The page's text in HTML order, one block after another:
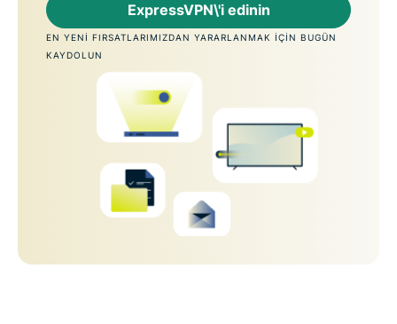
ExpressVPN\'i edinin
EN YENI FIRSATLARIMIZDAN YARARLANMAK IÇIN BUGÜN
KAYDOLUN